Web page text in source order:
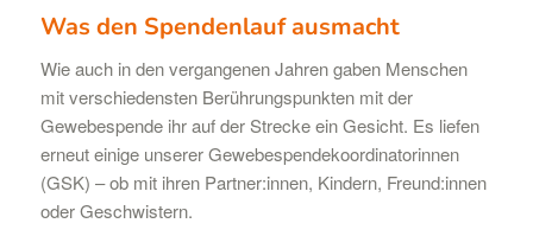
Was den Spendenlauf ausmacht
Wie auch in den vergangenen Jahren gaben Menschen
mit verschiedensten Berührungspunkten mit der
Gewebespende ihr auf der Strecke ein Gesicht. Es liefen
erneut einige unserer Gewebespendekoordinatorinnen
(GSK) – ob mit ihren Partner:innen, Kindern, Freund:innen
oder Geschwistern.